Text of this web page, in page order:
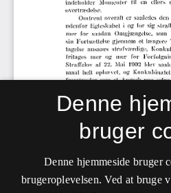
Denne
bruger
Denne hjemmeside bruger
brugeroplevelsen. Ved at bruge